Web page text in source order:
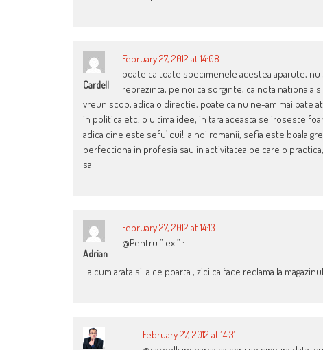
Cardell
February 27, 2012 at 14:08
poate ca toate specimenele acestea aparute,
reprezinta, pe noi ca sorginte, ca nota nationala
vreun scop, adica o directie, poate ca nu ne-am mai bate
in politica etc. o ultima idee, in tara aceasta se iroseste
adica cine este sefu’ cui! la noi romanii, sefia este boala
perfectiona in profesia sau in activitatea pe care o
sal
Adrian
February 27, 2012 at 14:13
@Pentru ” ex ” :
La cum arata si la ce poarta , zici ca face reclama la
February 27, 2012 at 14:31